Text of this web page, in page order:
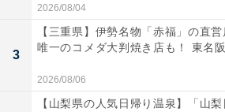
ットが必要」との注意点も。後部座
充実させたい人や、家族でのドライ
い人は、購入を検討してみてもよい
2026/08/04
3
【三重県】伊勢名物「赤福」の直
唯一のコメダ大判焼き店も！ 東名阪
2026/08/06
【山梨県の人気日帰り温泉】「山